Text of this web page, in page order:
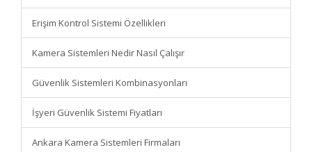
Erişim Kontrol Sistemi Özellikleri
Kamera Sistemleri Nedir Nasıl Çalışır
Güvenlik Sistemleri Kombinasyonları
İşyeri Güvenlik Sistemi Fiyatları
Ankara Kamera Sistemleri Firmaları